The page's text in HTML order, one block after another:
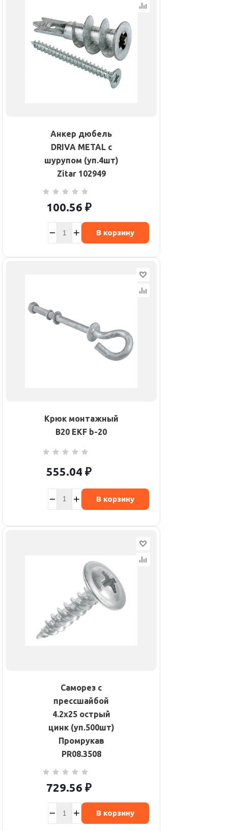
Анкер дюбель
DRIVA METAL с
шурупом (уп.4шт)
Zitar 102949
100.56 ₽
В корзину
Крюк монтажный
B20 EKF b-20
555.04 ₽
В корзину
Саморез с
прессшайбой
4.2х25 острый
цинк (уп.500шт)
Промрукав
PR08.3508
729.56 ₽
В корзину